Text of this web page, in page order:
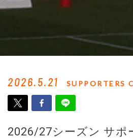
2026.5.21 SUPPORTERS
2026/27シーズン サポ